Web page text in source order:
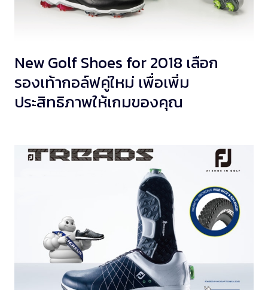
New Golf Shoes for 2018 เลือก
รองเท้ากอล์ฟคู่ใหม่ เพื่อเพิ่ม
ประสิทธิภาพให้เกมของคุณ